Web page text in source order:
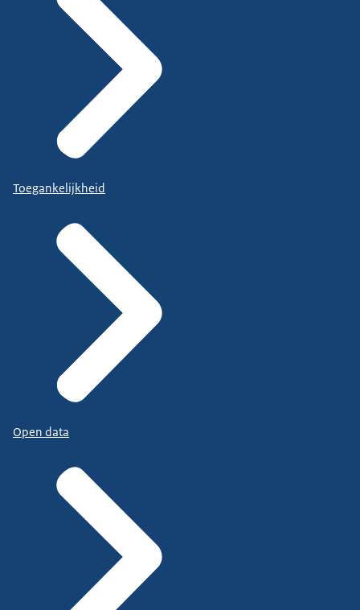
Toegankelijkheid
Open data